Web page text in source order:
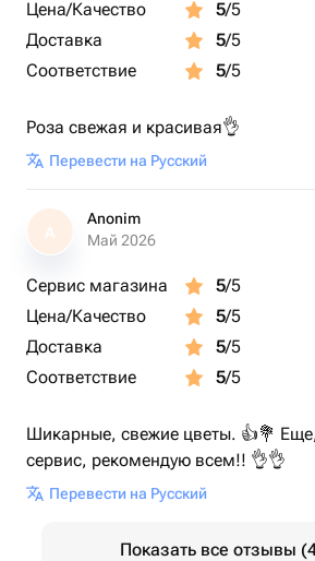
Цена/Качество 5/5
Доставка
5/5
Соответствие
5/5
Роза свежая и красивая👌
Перевести на Русский
A
Anonim
Май 2026
Сервис магазина 5/5
Цена/Качество
5/5
Доставка
5/5
Соответствие
5/5
Шикарные, свежие цветы. 👍💐
сервис, рекомендую всем!! 👌👌
Перевести на Русский
Показать все отзывы